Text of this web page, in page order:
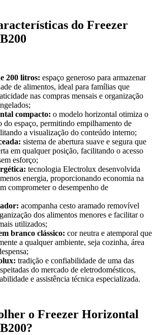
do Freezer
200 litros: espaço generoso para armazenar
de alimentos, ideal para famílias que
nas compras mensais e organização
compacto: o modelo horizontal otimiza o
do espaço, permitindo empilhamento de
a visualização do conteúdo interno;
sistema de abertura suave e segura que
em qualquer posição, facilitando o acesso
esforço;
tecnologia Electrolux desenvolvida
energia, proporcionando economia na
comprometer o desempenho de
acompanha cesto aramado removível
dos alimentos menores e facilitar o
utilizados;
branco clássico: cor neutra e atemporal que
a qualquer ambiente, seja cozinha, área
tradição e confiabilidade de uma das
do mercado de eletrodomésticos,
e assistência técnica especializada.
o Freezer Horizontal